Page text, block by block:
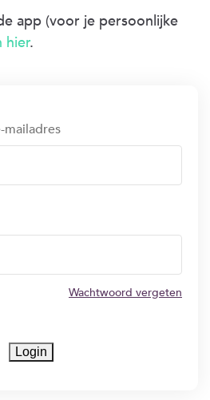
app (voor je persoonlijke
hier.
mailadres
Login
Wachtwoord vergeten